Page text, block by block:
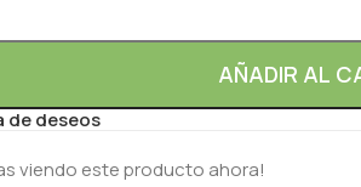
AÑADIR AL
de deseos
viendo este producto ahora!